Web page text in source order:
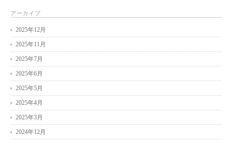
アーカイブ
2025年12月
2025年11月
2025年7月
2025年6月
2025年5月
2025年4月
2025年3月
2024年12月